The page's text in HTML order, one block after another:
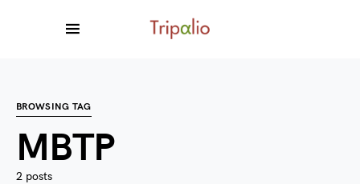
BROWSING TAG
MBTP
2 posts